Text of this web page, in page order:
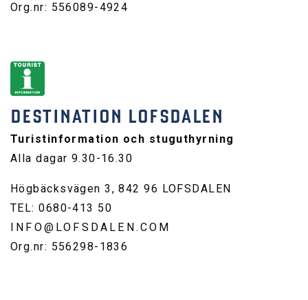
DESTINATION LOFSDALEN
Turistinformation och stuguthyrning
Alla dagar 9.30-16.30
Högbäcksvägen 3, 842 96 LOFSDALEN
TEL: 0680-413 50
INFO@LOFSDALEN.COM
Org.nr: 556298-1836
Org.nr: 556089-4924